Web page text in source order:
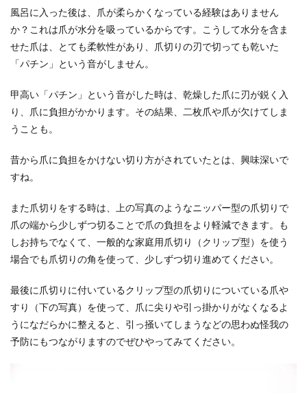
風呂に入った後は、爪が柔らかくなっている経験はありません
か？これは爪が水分を吸っているからです。こうして水分を含ま
せた爪は、とても柔軟性があり、爪切りの刃で切っても乾いた
「パチン」という音がしません。
甲高い「パチン」という音がした時は、乾燥した爪に刃が鋭く入
り、爪に負担がかかります。その結果、二枚爪や爪が欠けてしま
うことも。
昔から爪に負担をかけない切り方がされていたとは、興味深いで
すね。
また爪切りをする時は、上の写真のようなニッパー型の爪切りで
爪の端から少しずつ切ることで爪の負担をより軽減できます。も
しお持ちでなくて、一般的な家庭用爪切り（クリップ型）を使う
場合でも爪切りの角を使って、少しずつ切り進めてください。
最後に爪切りに付いているクリップ型の爪切りについている爪や
すり（下の写真）を使って、爪に尖りや引っ掛かりがなくなるよ
うになだらかに整えると、引っ掻いてしまうなどの思わぬ怪我の
予防にもつながりますのでぜひやってみてください。